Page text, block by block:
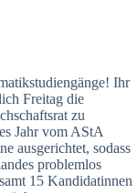
Ihr
Freitag die
zu
Jahr vom AStA
ausgerichtet, sodass
problemlos
15 Kandidatinnen